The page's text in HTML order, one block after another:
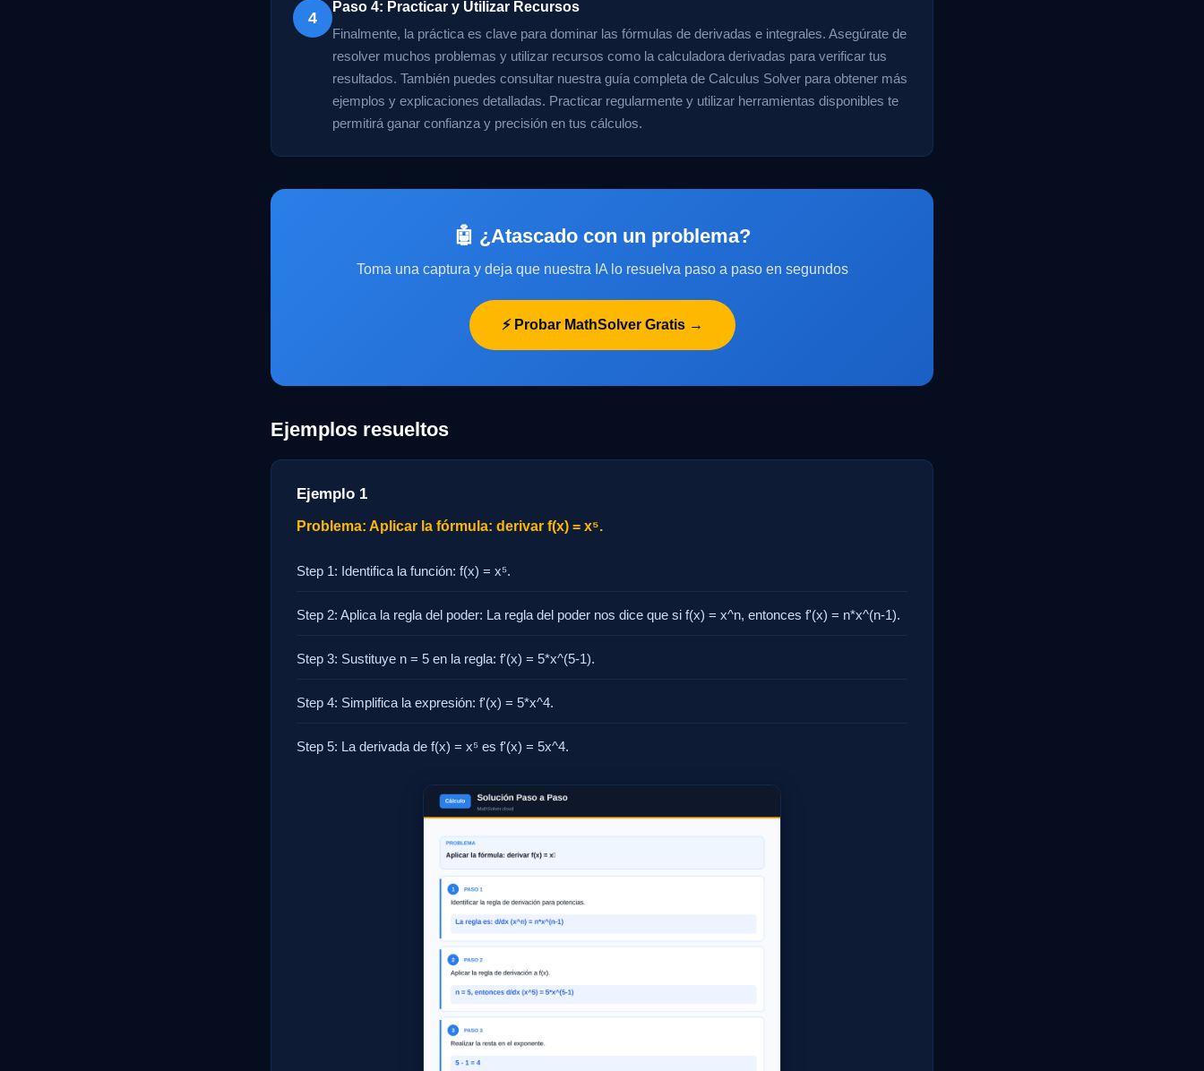
4
Paso 4: Practicar y Utilizar Recursos
Finalmente, la práctica es clave para dominar las fórmulas de derivadas e integrales. Asegúrate de
resolver muchos problemas y utilizar recursos como la calculadora derivadas para verificar tus
resultados. También puedes consultar nuestra guía completa de Calculus Solver para obtener más
ejemplos y explicaciones detalladas. Practicar regularmente y utilizar herramientas disponibles te
permitirá ganar confianza y precisión en tus cálculos.
🤖 ¿Atascado con un problema?
Toma una captura y deja que nuestra IA lo resuelva paso a paso en segundos
⚡ Probar MathSolver Gratis →
Ejemplos resueltos
Ejemplo 1
Problema: Aplicar la fórmula: derivar f(x) = x⁵.
Step 1: Identifica la función: f(x) = x⁵.
Step 2: Aplica la regla del poder: La regla del poder nos dice que si f(x) = x^n, entonces f'(x) = n*x^(n-1).
Step 3: Sustituye n = 5 en la regla: f'(x) = 5*x^(5-1).
Step 4: Simplifica la expresión: f'(x) = 5*x^4.
Step 5: La derivada de f(x) = x⁵ es f'(x) = 5x^4.